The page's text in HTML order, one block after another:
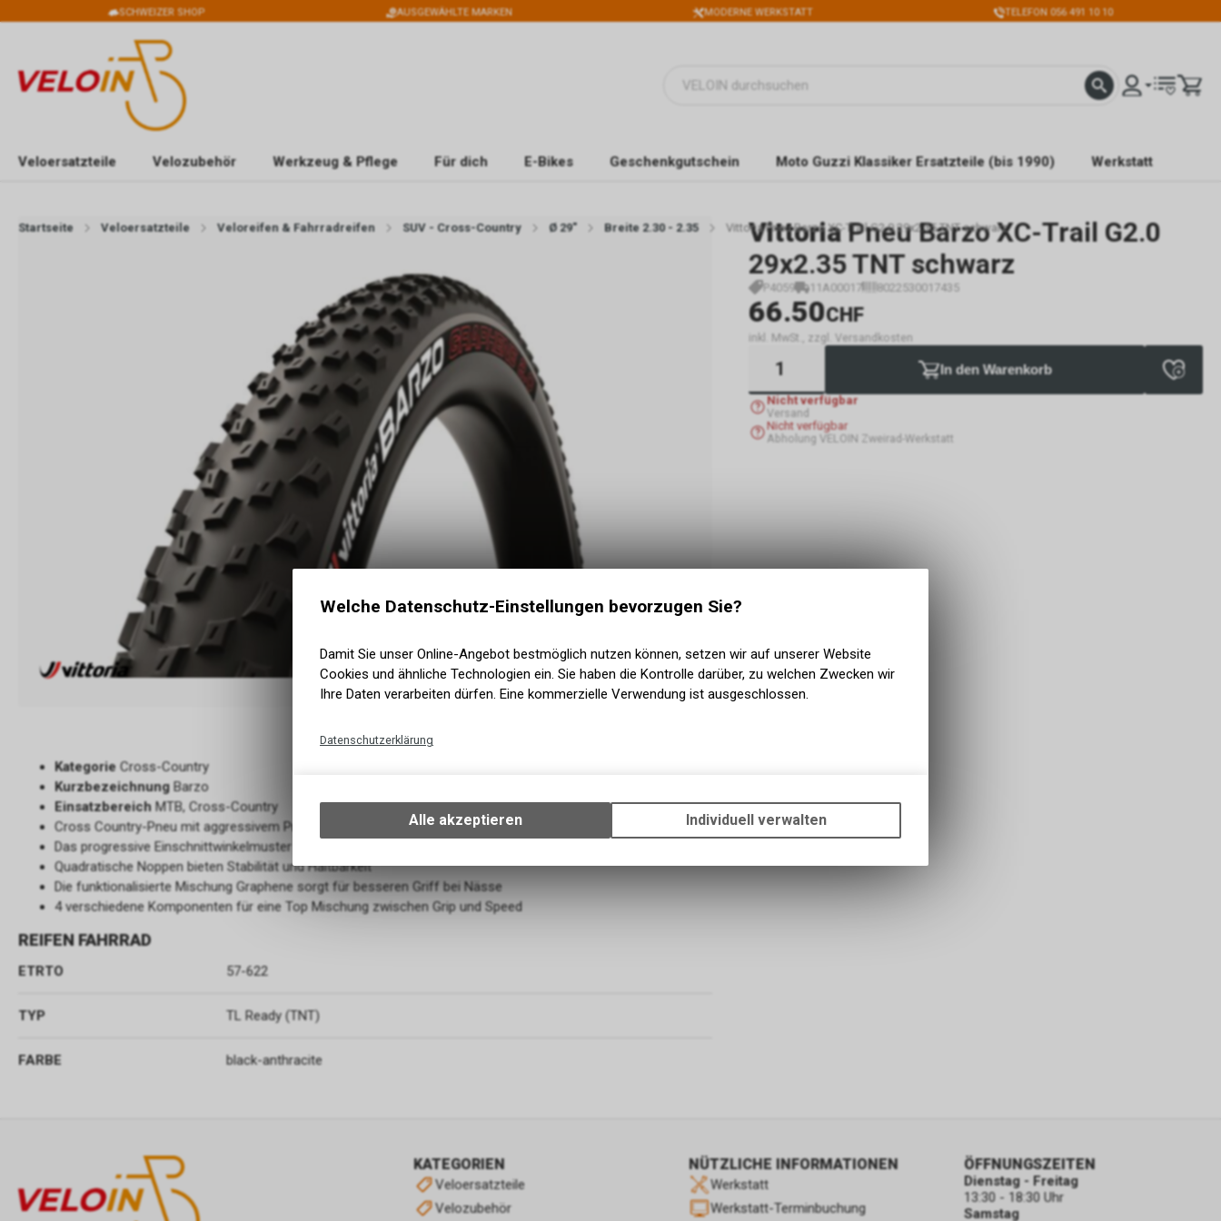
SCHWEIZER SHOP AUSGEWÄHLTE MARKEN MODERNE WERKSTATT TELEFON 056 491 10 10
Veloersatzteile Velozubehör Werkzeug & Pflege Für dich E-Bikes Geschenkgutschein Moto Guzzi Klassiker Ersatzteile (bis 1990) Werkstatt
Startseite Veloersatzteile Veloreifen & Fahrradreifen SUV - Cross-Country Ø 29" Breite 2.30 - 2.35 Vittoria Pneu Barzo XC-Trail G2.0 29x2.35 TNT schwarz
Vittoria Pneu Barzo XC-Trail G2.0
29x2.35 TNT schwarz
P4059 11A00017 8022530017435
66.50CHF
inkl. MwSt., zzgl. Versandkosten
In den Warenkorb
Nicht verfügbar
Versand
Nicht verfügbar
Abholung VELOIN Zweirad-Werkstatt
KategorieCross-Country
Kurzbezeichnung Barzo
Einsatzbereich MTB, Cross-Country
Cross Country-Pneu mit aggressivem Profildesign für das technische Gelände
Das progressive Einschnittwinkelmuster erhöht den Griff in Kurven
Quadratische Noppen bieten Stabilität und Haltbarkeit
Die funktionalisierte Mischung Graphene sorgt für besseren Griff bei Nässe
4 verschiedene Komponenten für eine Top Mischung zwischen Grip und Speed
REIFEN FAHRRAD
ETRTO 57-622
TYP TL Ready (TNT)
FARBE black-anthracite
KATEGORIEN
Veloersatzteile
Velozubehör
NÜTZLICHE INFORMATIONEN
Werkstatt
Werkstatt-Terminbuchung
ÖFFNUNGSZEITEN
Dienstag - Freitag
13:30 - 18:30 Uhr
Samstag
Welche Datenschutz-Einstellungen bevorzugen Sie?
Damit Sie unser Online-Angebot bestmöglich nutzen können, setzen wir auf unserer Website
Cookies und ähnliche Technologien ein. Sie haben die Kontrolle darüber, zu welchen Zwecken wir
Ihre Daten verarbeiten dürfen. Eine kommerzielle Verwendung ist ausgeschlossen.
Datenschutzerklärung
Ihrem Gerät, um die grundlegenden Funktionen unseres Online-Angebots, wie die
Verwendung des Warenkorbs, zu ermöglichen. Bitte beachten Sie, dass die
zulassen.
Alle akzeptieren Individuell verwalten